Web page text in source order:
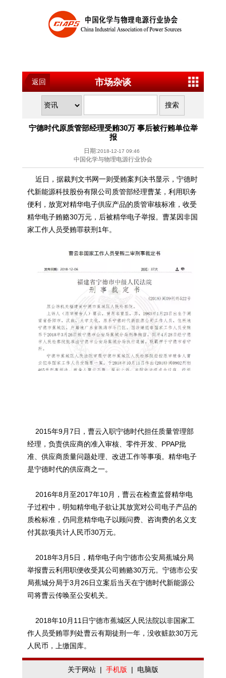
返回 市场杂谈
宁德时代原质管部经理受贿30万 事后被行贿单位举
报
日期:2018-12-17 09:46
中国化学与物理电源行业协会
近日，据裁判文书网一则受贿案判决书显示，宁德时
代新能源科技股份有限公司质管部经理曹某，利用职务
便利，放宽对精华电子供应产品的质管审核标准，收受
精华电子贿赂30万元，后被精华电子举报。曹某因非国
家工作人员受贿罪获刑1年。
2015年9月7日，曹云入职宁德时代担任质量管理部
经理，负责供应商的准入审核、零件开发、PPAP批
准、供应商质量问题处理、改进工作等事项。精华电子
是宁德时代的供应商之一。
2016年8月至2017年10月，曹云在检查监督精华电
子过程中，明知精华电子欲让其放宽对公司电子产品的
质检标准，仍同意精华电子以顾问费、咨询费的名义支
付其款项共计人民币30万元。
2018年3月5日，精华电子向宁德市公安局蕉城分局
举报曹云利用职便收受其公司贿赂30万元。宁德市公安
局蕉城分局于3月26日立案后当天在宁德时代新能源公
司将曹云传唤至公安机关。
2018年10月11日宁德市蕉城区人民法院以非国家工
作人员受贿罪判处曹云有期徒刑一年，没收赃款30万元
人民币，上缴国库。
关于网站 | 手机版 | 电脑版